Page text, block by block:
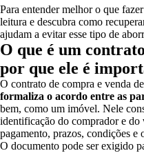
Para entender melhor o que
leitura e descubra como
ajudam a evitar esse tipo de
O que é um
por que ele é
O contrato de compra e venda
formaliza o acordo entre as
bem, como um imóvel. Nele
identificação do comprador e
pagamento, prazos, condições e
O documento pode ser exigido